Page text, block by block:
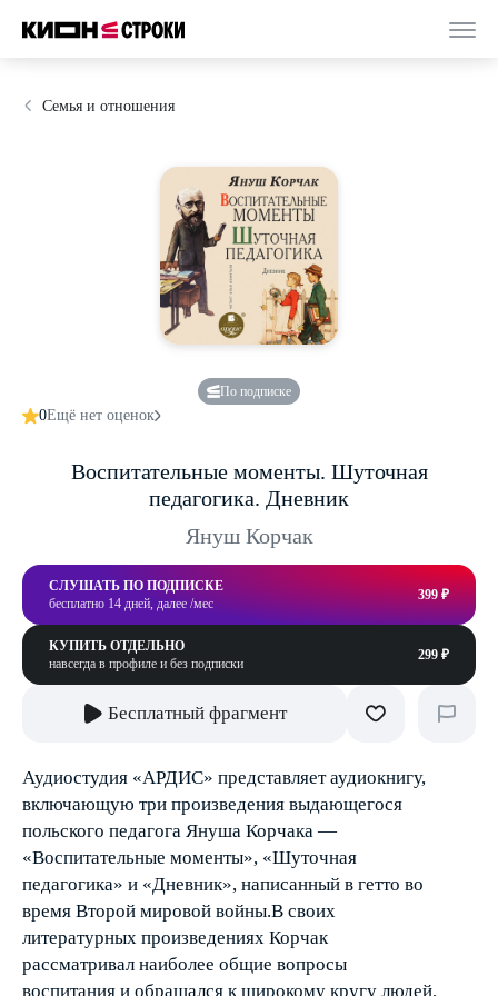
Семья и отношения
По подписке
0Ещё нет оценок
Воспитательные моменты. Шуточная
педагогика. Дневник
Януш Корчак
СЛУШАТЬ ПО ПОДПИСКЕ
бесплатно 14 дней, далее /мес
399 ₽
КУПИТЬ ОТДЕЛЬНО
навсегда в профиле и без подписки
299 ₽
Бесплатный фрагмент
Аудиостудия «АРДИС» представляет аудиокнигу,
включающую три произведения выдающегося
польского педагога Януша Корчака —
«Воспитательные моменты», «Шуточная
педагогика» и «Дневник», написанный в гетто во
время Второй мировой войны.В своих
литературных произведениях Корчак
рассматривал наиболее общие вопросы
воспитания и обращался к широкому кругу людей,